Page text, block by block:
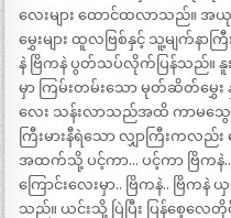
လေးများ ထောင်ထလာသည်။ အ
မွှေးများ ထူလဗြစ်နှင့် သူ့မျက်န
နဲ ဗြိကနဲ ပွတ်သပ်လိုက်ပြန်သည်။
မှာ ကြမ်းတမ်းသော မုတ်ဆိတ်မွှေး နှု
လေး သန်းလာသည်အထိ ကာမသွေ
ကြီးမားနီရဲသော လျှာကြီးကလည်
အထက်သို့ ပင့်ကာ… ပင့်ကာ ဗြိကနဲ
ကြောင်းလေးမှာ.. ဗြိကနဲ.. ဗြိက
သည်။ ယင်းသို့ ပြဲပြီး ပြန်စေ့လေ